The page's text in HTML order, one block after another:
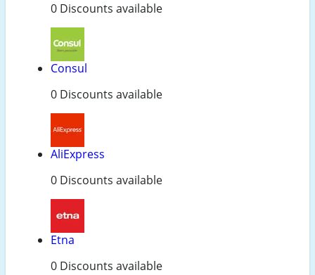
0 Discounts available
Consul
0 Discounts available
AliExpress
0 Discounts available
Etna
0 Discounts available